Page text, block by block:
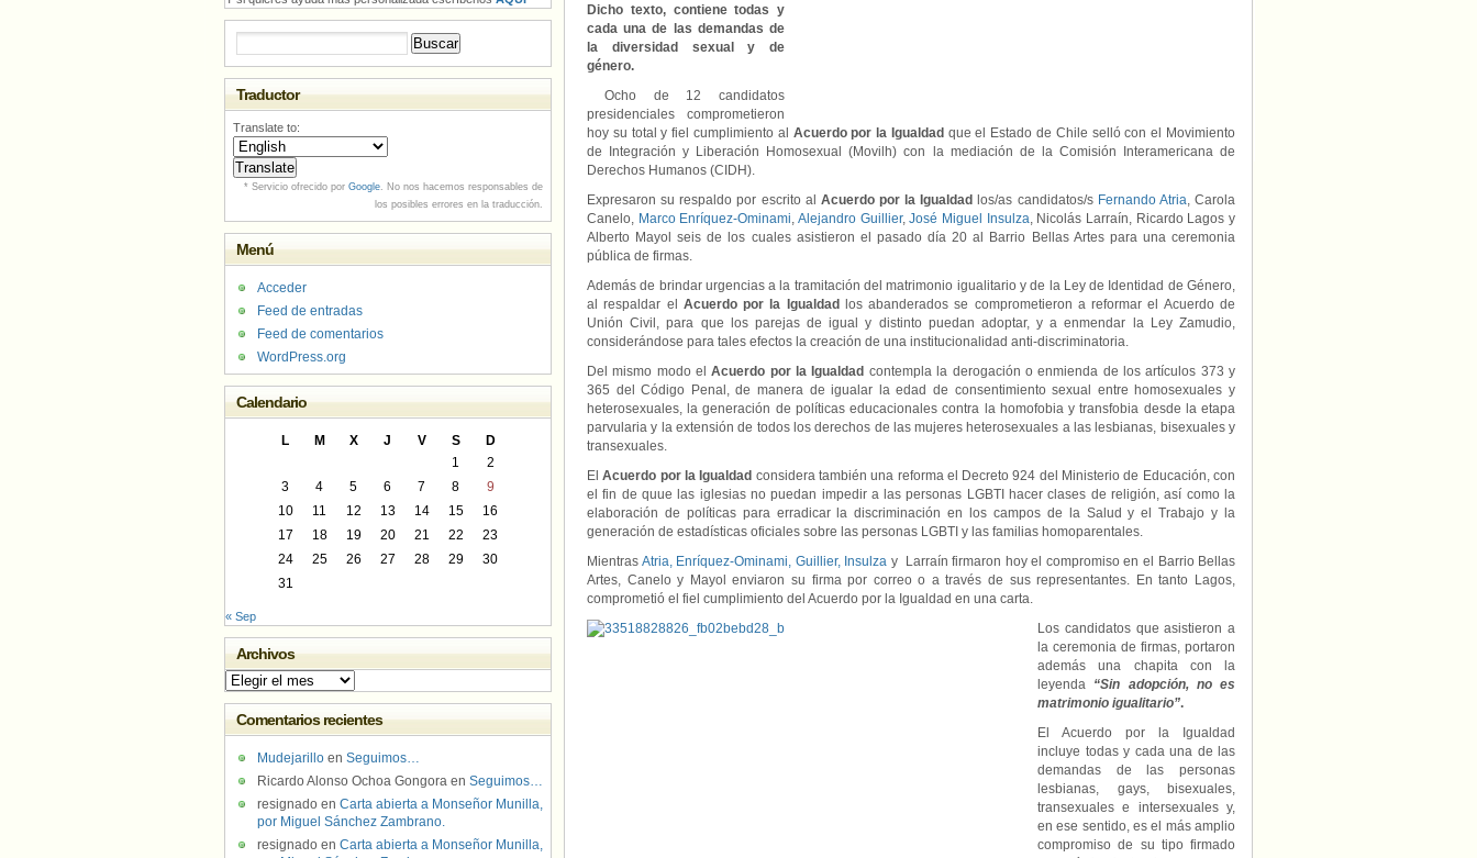
Dicho texto, contiene todas y
cada una de las demandas de
la diversidad sexual y de
género.
Ocho de 12 candidatos
presidenciales comprometieron
hoy su total y fiel cumplimiento al Acuerdo por la Igualdad que el Estado de Chile selló con el Movimiento
de Integración y Liberación Homosexual (Movilh) con la mediación de la Comisión Interamericana de
Derechos Humanos (CIDH).
Expresaron su respaldo por escrito al Acuerdo por la Igualdad los/as candidatos/sFernando Atria, Carola
Canelo, Marco Enríquez-Ominami,Alejandro Guillier,José Miguel Insulza, Nicolás Larraín, Ricardo Lagos y
Alberto Mayol seis de los cuales asistieron el pasado día 20 al Barrio Bellas Artes para una ceremonia
pública de firmas.
Además de brindar urgencias a la tramitación del matrimonio igualitario y de la Ley de Identidad de Género,
al respaldar el Acuerdo por la Igualdad
los abanderados se comprometieron a reformar el Acuerdo de
Unión Civil, para que los parejas de igual y distinto puedan adoptar, y a enmendar la Ley Zamudio,
considerándose para tales efectos la creación de una institucionalidad anti-discriminatoria.
Del mismo modo elAcuerdo por la Igualdad contempla la derogación o enmienda de los artículos 373 y
365 del Código Penal, de manera de igualar la edad de consentimiento sexual entre homosexuales y
heterosexuales, la generación de políticas educacionales contra la homofobia y transfobia desde la etapa
parvularia y la extensión de todos los derechos de las mujeres heterosexuales a las lesbianas, bisexuales y
transexuales.
ElAcuerdo por la Igualdad considera también una reforma el Decreto 924 del Ministerio de Educación, con
el fin de quue las iglesias no puedan impedir a las personas LGBTI hacer clases de religión, así como la
elaboración de políticas para erradicar la discriminación en los campos de la Salud y el Trabajo y la
generación de estadísticas oficiales sobre las personas LGBTI y las familias homoparentales.
Mientras Atria, Enríquez-Ominami, Guillier, Insulza y Larraín firmaron hoy el compromiso en el Barrio Bellas
Artes, Canelo y Mayol enviaron su firma por correo o a través de sus representantes. En tanto Lagos,
comprometió el fiel cumplimiento del Acuerdo por la Igualdad en una carta.
Los candidatos que asistieron a
la ceremonia de firmas, portaron
además una chapita con la
leyenda “Sin adopción, no es
matrimonio igualitario”.
El Acuerdo por la Igualdad
incluye todas y cada una de las
demandas de las personas
lesbianas, gays, bisexuales,
transexuales e intersexuales y,
en ese sentido, es el más amplio
compromiso de su tipo firmado
Traductor
Translate to:
* Servicio ofrecido por Google. No nos hacemos responsables de
los posibles errores en la traducción.
Menú
Acceder
Feed de entradas
Feed de comentarios
WordPress.org
Calendario
L M X J V S
D
1
2
3
4 5 6 7 8
9
10
11 12 13 14 15
16
17
18 19 20 21 22
23
24
25 26 27 28 29
30
31
« Sep
Archivos
Archivos
Comentarios recientes
Mudejarillo en Seguimos…
Ricardo Alonso Ochoa Gongora en Seguimos…
resignado en Carta abierta a Monseñor Munilla,
por Miguel Sánchez Zambrano.
resignado en Carta abierta a Monseñor Munilla,